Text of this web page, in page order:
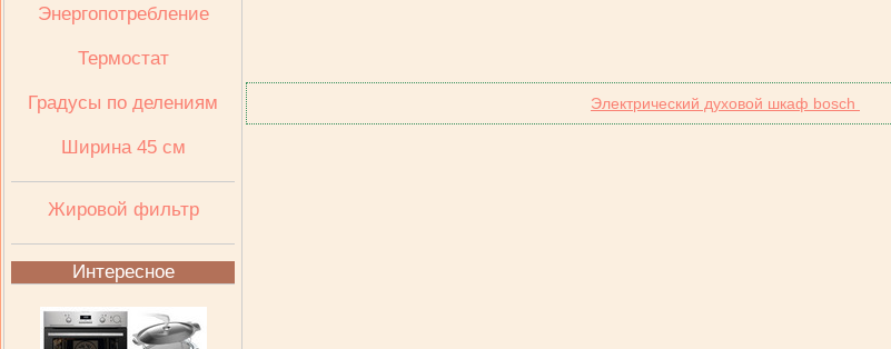
Энергопотребление
Термостат
Градусы по делениям
Ширина 45 см
Жировой фильтр
Интересное
Электрический духовой шкаф bosch